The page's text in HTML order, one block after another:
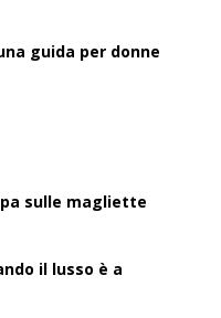
guida per donne
sulle magliette
il lusso è a